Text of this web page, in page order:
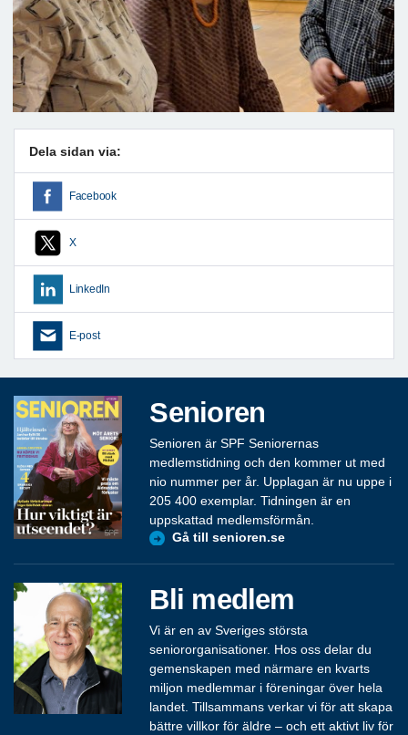
Dela sidan via:
Facebook
X
LinkedIn
E-post
Senioren
Senioren är SPF Seniorernas
medlemstidning och den kommer ut med
nio nummer per år. Upplagan är nu uppe i
205 400 exemplar. Tidningen är en
uppskattad medlemsförmån.
Gå till senioren.se
Bli medlem
Vi är en av Sveriges största
seniororganisationer. Hos oss delar du
gemenskapen med närmare en kvarts
miljon medlemmar i föreningar över hela
landet. Tillsammans verkar vi för att skapa
bättre villkor för äldre – och ett aktivt liv för